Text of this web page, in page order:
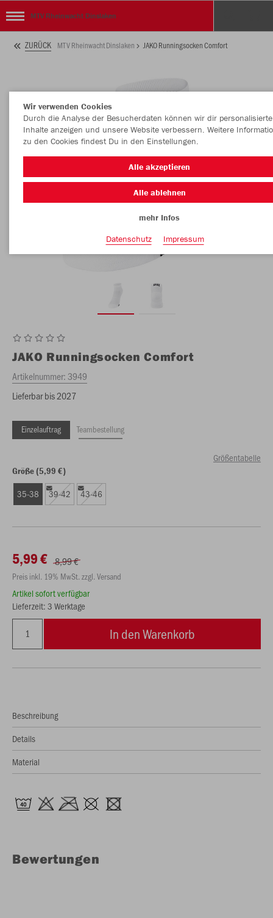
MTV Rheinwacht Dinslaken
ZURÜCK MTV Rheinwacht Dinslaken JAKO Runningsocken Comfort
JAKO Runningsocken Comfort
Artikelnummer:3949
Lieferbar bis 2027
Einzelauftrag Teambestellung
Größentabelle
Größe (5,99 €)
35-38 39-42 43-46
5,99 € 8,99 €
Preis inkl. 19% MwSt. zzgl. Versand
Artikel sofort verfügbar
Lieferzeit: 3 Werktage
In den Warenkorb
Beschreibung
Details
Material
Bewertungen
Wir verwenden Cookies
Durch die Analyse der Besucherdaten können wir dir personalisierte
Inhalte anzeigen und unsere Website verbessern. Weitere
zu den Cookies findest Du in den Einstellungen.
Alle akzeptieren
Alle ablehnen
mehr Infos
Datenschutz
Impressum